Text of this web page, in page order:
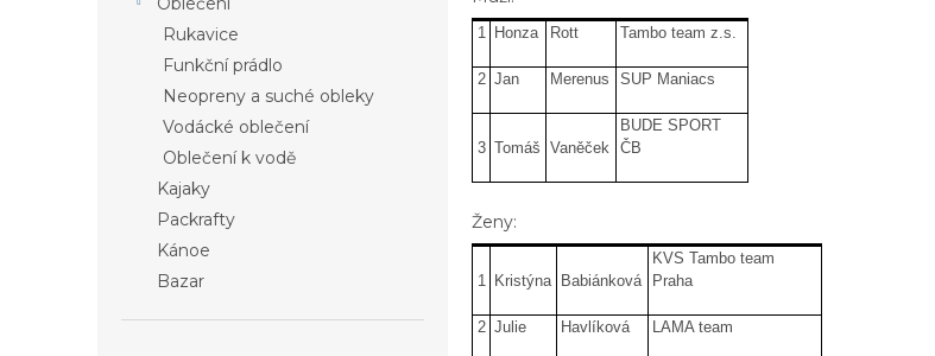
Rukavice
Funkční prádlo
Neopreny a suché obleky
Vodácké oblečení
Oblečení k vodě
Kajaky
Packrafty
Kánoe
Bazar
1 Honza Rott Tambo team z.s.
2 Jan Merenus SUP Maniacs
3 Tomáš Vaněček
BUDE SPORT
ČB
Ženy:
1 Kristýna Babiánková
KVS Tambo team
Praha
2 Julie Havlíková LAMA team